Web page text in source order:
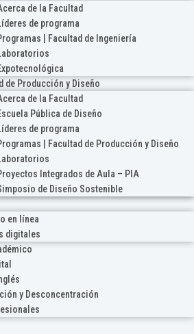
de la Facultad
de programa
| Facultad de Ingeniería
de Producción y Diseño
de la Facultad
Pública de Diseño
de programa
| Facultad de Producción y Diseño
Integrados de Aula – PIA
de Diseño Sostenible
en línea
digitales
y Desconcentración